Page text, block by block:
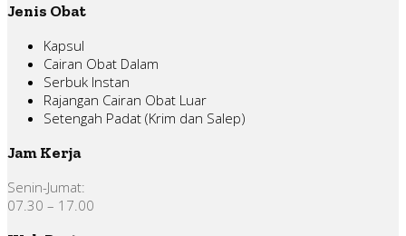
Jenis Obat
Kapsul
Cairan Obat Dalam
Serbuk Instan
Rajangan Cairan Obat Luar
Setengah Padat (Krim dan Salep)
Jam Kerja
Senin-Jumat:
07.30 – 17.00